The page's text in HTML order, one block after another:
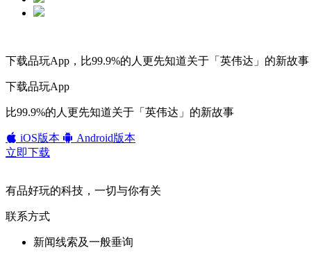
下载品玩App，比99.9%的人更先知道关于「英伟达」的新故事
下载品玩App
比99.9%的人更先知道关于「英伟达」的新故事
iOS版本
Android版本
立即下载
有品好玩的科技，一切与你有关
联系方式
新闻线索及一般垂询